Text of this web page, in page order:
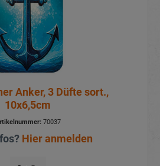
Anker, 3 Düfte sort.,
10x6,5cm
70037
Hier anmelden